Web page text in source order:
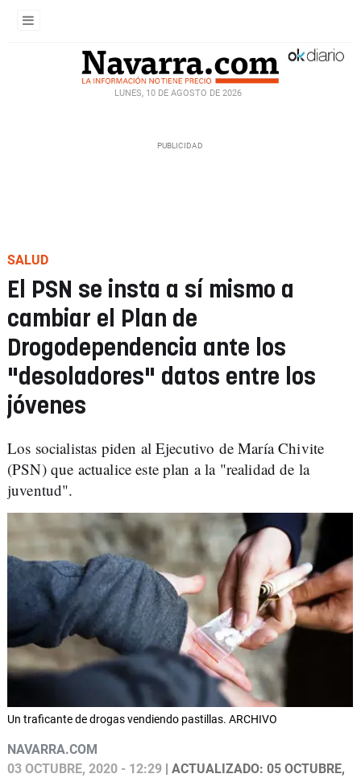
LUNES, 10 DE AGOSTO DE 2026
SALUD
El PSN se insta a sí mismo a
cambiar el Plan de
Drogodependencia ante los
"desoladores" datos entre los
jóvenes
Los socialistas piden al Ejecutivo de María Chivite
(PSN) que actualice este plan a la "realidad de la
juventud".
Un traficante de drogas vendiendo pastillas. ARCHIVO
NAVARRA.COM
03 OCTUBRE, 2020 - 12:29 | ACTUALIZADO: 05 OCTUBRE,